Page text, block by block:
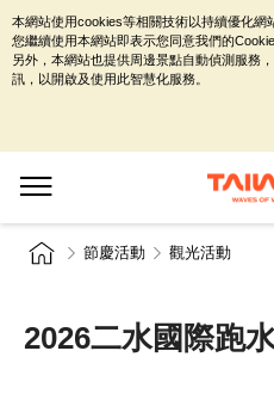
節慶活動 觀光活動
2026二水國際跑
本網站使用cookies等相關技術以持續優化
您繼續使用本網站即表示您同意我們的Cookie
另外，本網站也提供周邊景點自動偵測服務
訊，以開啟及使用此智慧化服務。